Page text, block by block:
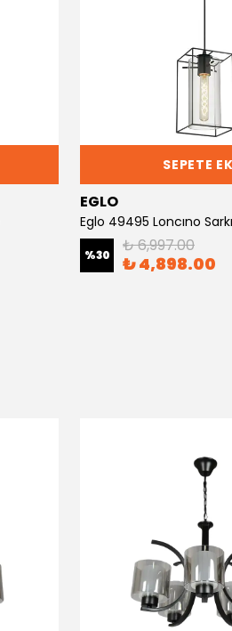
SEPETE
EGLO
Eglo 49495 Loncıno
%30 ₺ 6,997.00
₺ 4,898.00